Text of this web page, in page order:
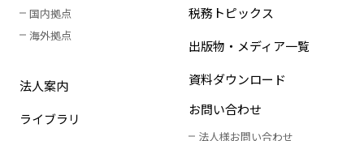
国内拠点
海外拠点
法人案内
ライブラリ
税務トピックス
出版物・メディア一覧
資料ダウンロード
お問い合わせ
法人様お問い合わせ